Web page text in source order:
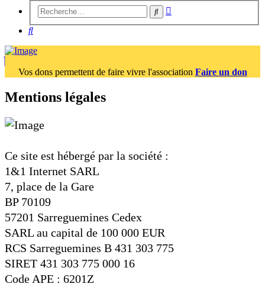
Rechercher
Rechercher
Vos dons permettent de faire vivre l'association Faire un don
Mentions légales
Ce site est hébergé par la société :
1&1 Internet SARL
7, place de la Gare
BP 70109
57201 Sarreguemines Cedex
SARL au capital de 100 000 EUR
RCS Sarreguemines B 431 303 775
SIRET 431 303 775 000 16
Code APE : 6201Z